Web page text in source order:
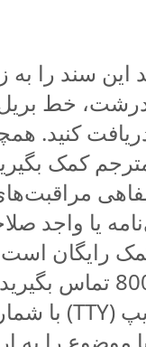
این سند را به
خط
کنید.
کمک
یا واجد
رایگان
4840-224-800
موضوع را به